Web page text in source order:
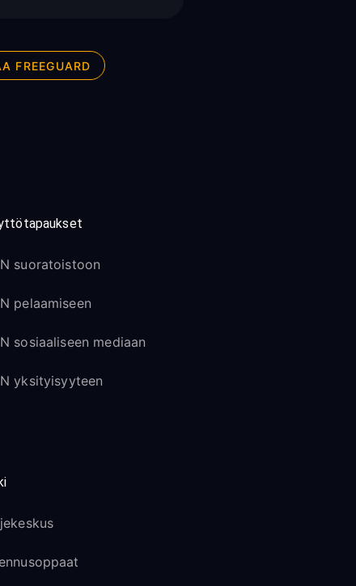
FREEGUARD
suoratoistoon
pelaamiseen
sosiaaliseen mediaan
yksityisyyteen